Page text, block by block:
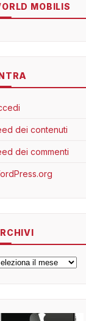
MOBILIS
dei contenuti
dei commenti